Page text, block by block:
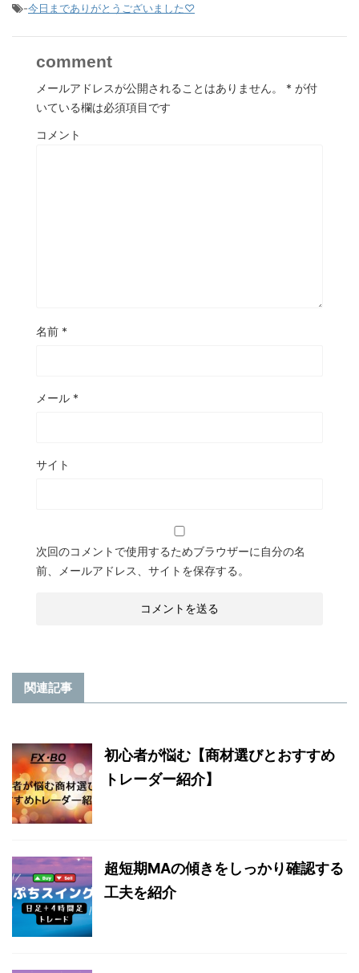
-今日までありがとうございました♡
comment
メールアドレスが公開されることはありません。 * が付
いている欄は必須項目です
コメント
名前 *
メール *
サイト
次回のコメントで使用するためブラウザーに自分の名
前、メールアドレス、サイトを保存する。
関連記事
初心者が悩む【商材選びとおすすめ
トレーダー紹介】
超短期MAの傾きをしっかり確認する
工夫を紹介